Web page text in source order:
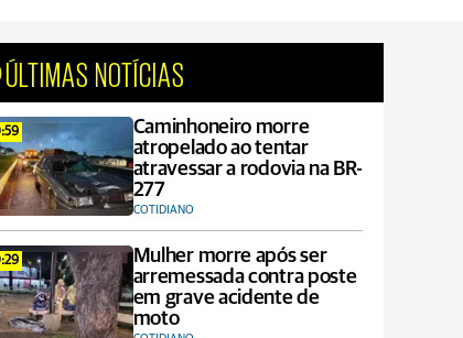
ÚLTIMAS NOTÍCIAS
Caminhoneiro morre
atropelado ao tentar
atravessar a rodovia na BR-
277
COTIDIANO
Mulher morre após ser
arremessada contra poste
em grave acidente de
moto